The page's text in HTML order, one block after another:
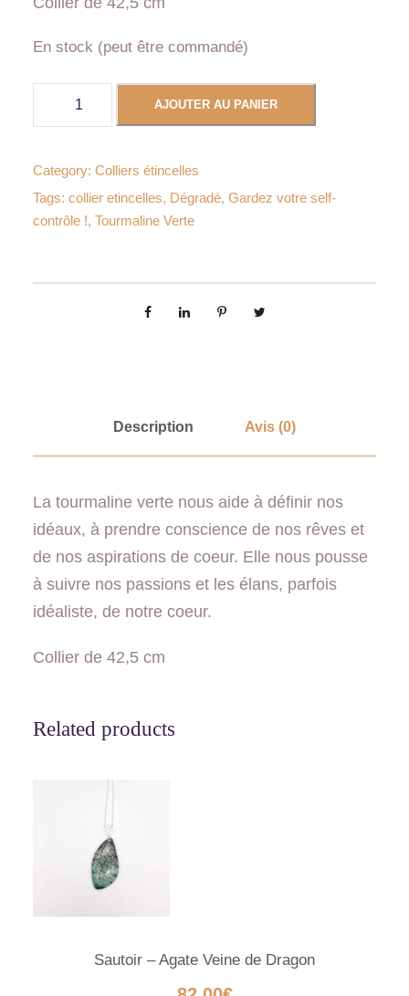
En stock (peut être commandé)
u
n
é
l
e
r
É
t
i
l
u
AJOUTER AU PANIER
Category: Colliers étincelles
Tags: collier etincelles, Dégradé, Gardez votre self-
contrôle !, Tourmaline Verte
Description Avis (0)
La tourmaline verte nous aide à définir nos
idéaux, à prendre conscience de nos rêves et
de nos aspirations de coeur. Elle nous pousse
à suivre nos passions et les élans, parfois
idéaliste, de notre coeur.
Collier de 42,5 cm
Related products
Sautoir – Agate Veine de Dragon